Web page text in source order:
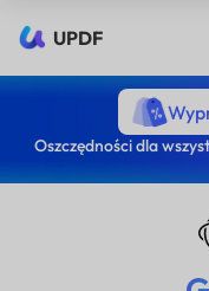
UPDF
Oszczędności dla